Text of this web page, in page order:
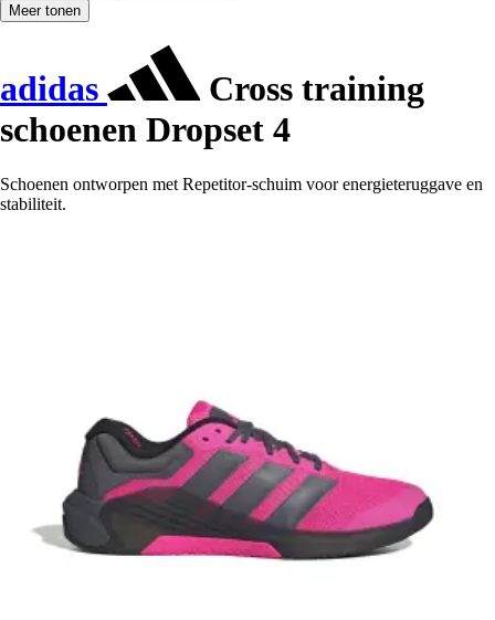
Meer tonen
adidas
Cross training
schoenen Dropset 4
Schoenen ontworpen met Repetitor-schuim voor energieteruggave en
stabiliteit.